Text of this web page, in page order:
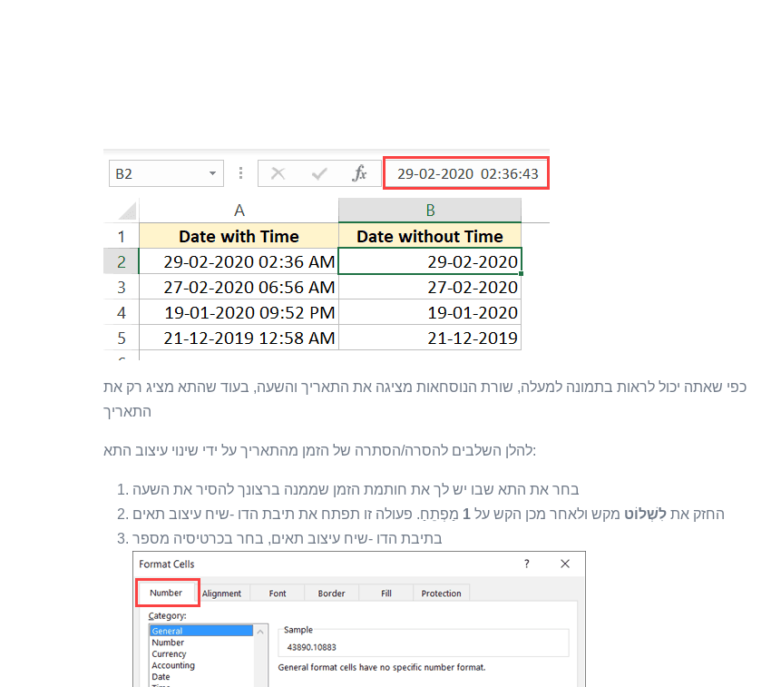
כפי שאתה יכול לראות בתמונה למעלה, שורת הנוסחאות מציגה את התאריך והשעה, בעוד שהתא מציג רק את
התאריך
להלן השלבים להסרה/הסתרה של הזמן מהתאריך על ידי שינוי עיצוב התא:
בחר את התא שבו יש לך את חותמת הזמן שממנה ברצונך להסיר את השעה
החזק את לִשְׁלוֹט מקש ולאחר מכן הקש על 1 מַפְתֵחַ. פעולה זו תפתח את תיבת הדו -שיח עיצוב תאים
בתיבת הדו -שיח עיצוב תאים, בחר בכרטיסיה מספר